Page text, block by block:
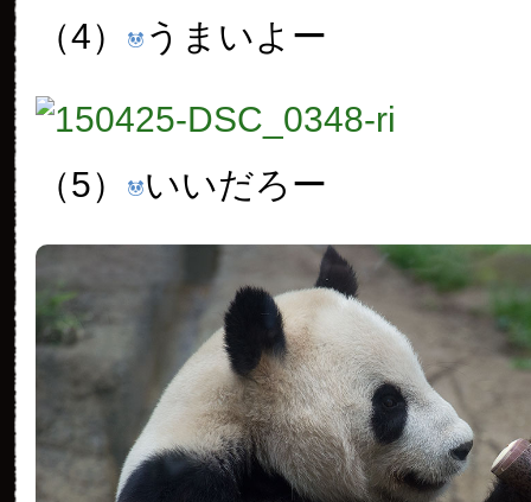
（4） うまいよー
（5） いいだろー